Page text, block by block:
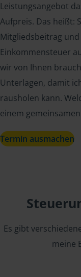
Leistungsangebot
Aufpreis. Das heißt:
Mitgliedsbeitrag
Einkommensteuer
wir von Ihnen
Unterlagen, damit
rausholen kann.
einem
Termin ausmachen
Es gibt
meine